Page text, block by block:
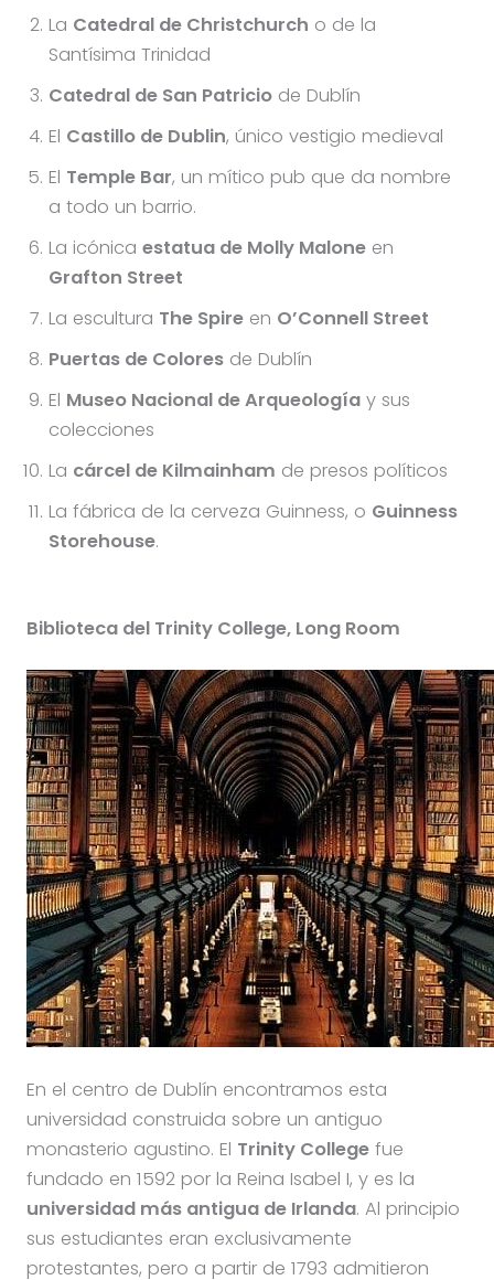
La Catedral de Christchurch o de la
Santísima Trinidad
Catedral de San Patriciode Dublín
El Castillo de Dublin, único vestigio medieval
El Temple Bar, un mítico pub que da nombre
a todo un barrio.
La icónica estatua de Molly Maloneen
Grafton Street
La escultura The Spireen O’Connell Street
Puertas de Coloresde Dublín
El Museo Nacional de Arqueologíay sus
colecciones
La cárcel de Kilmainham de presos políticos
La fábrica de la cerveza Guinness, o Guinness
Storehouse.
Biblioteca del Trinity College, Long Room
En el centro de Dublín encontramos esta
universidad construida sobre un antiguo
monasterio agustino. El Trinity Collegefue
fundado en 1592 por la Reina Isabel I, y es la
universidad más antigua de Irlanda. Al principio
sus estudiantes eran exclusivamente
protestantes, pero a partir de 1793 admitieron